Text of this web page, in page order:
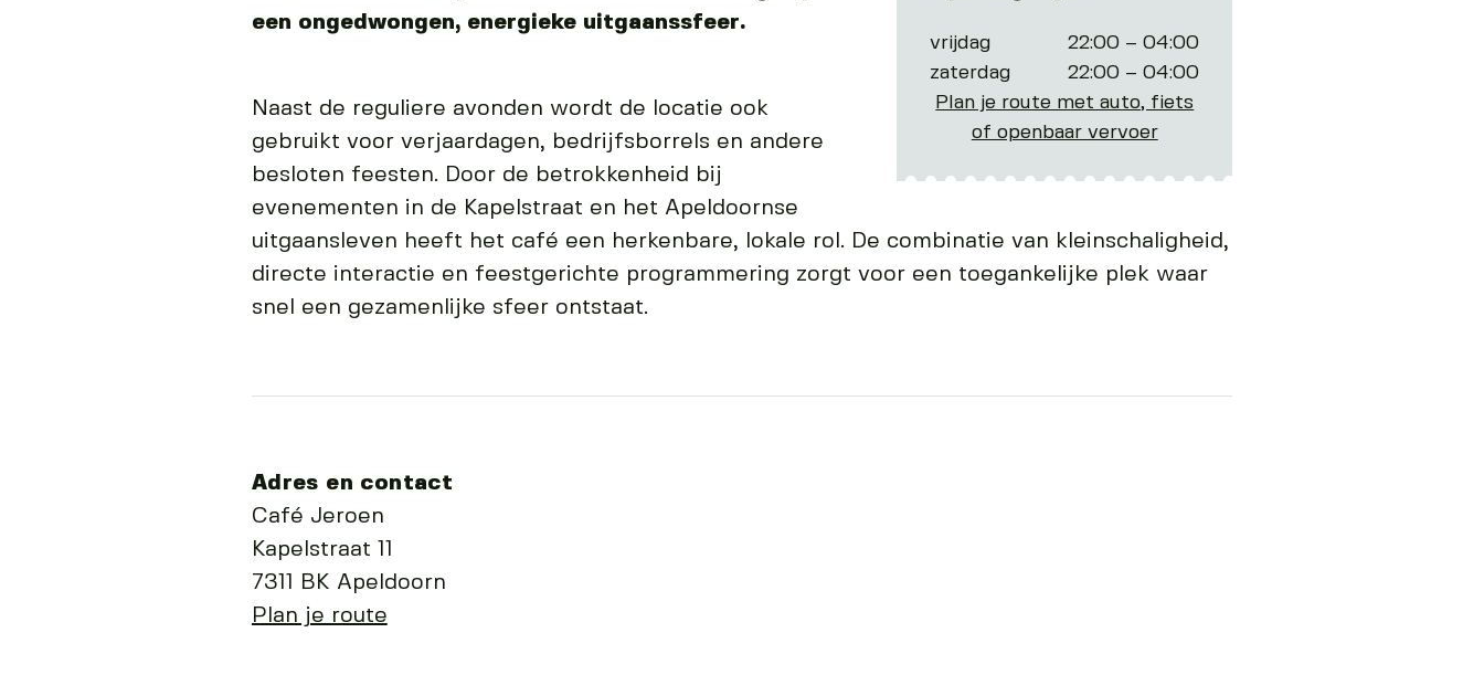
vrijdag
22:00 – 04:00
zaterdag
22:00 – 04:00
Plan je route met auto, fiets
of openbaar vervoer
een ongedwongen, energieke uitgaanssfeer.
Naast de reguliere avonden wordt de locatie ook
gebruikt voor verjaardagen, bedrijfsborrels en andere
besloten feesten. Door de betrokkenheid bij
evenementen in de Kapelstraat en het Apeldoornse
uitgaansleven heeft het café een herkenbare, lokale rol. De combinatie van kleinschaligheid,
directe interactie en feestgerichte programmering zorgt voor een toegankelijke plek waar
snel een gezamenlijke sfeer ontstaat.
Adres en contact
Café Jeroen
Kapelstraat 11
7311 BK Apeldoorn
Plan je route